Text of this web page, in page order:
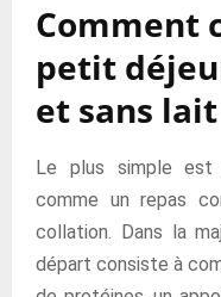
Comment
petit
et sans
Le plus simple
comme un repas
collation. Dans la
départ consiste à